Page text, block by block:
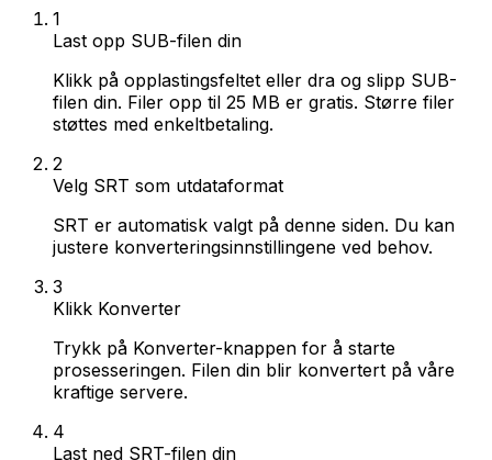
1
Last opp SUB-filen din
Klikk på opplastingsfeltet eller dra og slipp SUB-
filen din. Filer opp til 25 MB er gratis. Større filer
støttes med enkeltbetaling.
2
Velg SRT som utdataformat
SRT er automatisk valgt på denne siden. Du kan
justere konverteringsinnstillingene ved behov.
3
Klikk Konverter
Trykk på Konverter-knappen for å starte
prosesseringen. Filen din blir konvertert på våre
kraftige servere.
4
Last ned SRT-filen din